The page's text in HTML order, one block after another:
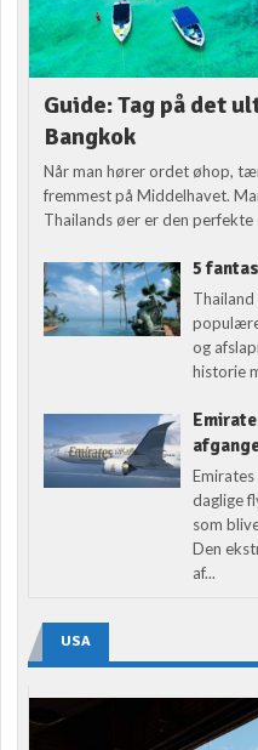
Guide: Tag på det
Bangkok
Når man hører ordet øhop,
fremmest på Middelhavet.
Thailands øer er den
5
og
historie
daglige
som
Den
af...
USA